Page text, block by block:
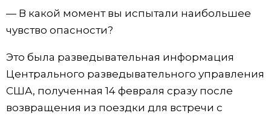
— В какой момент вы испытали наибольшее
чувство опасности?
Это была разведывательная информация
Центрального разведывательного управления
США, полученная 14 февраля сразу после
возвращения из поездки для встречи с